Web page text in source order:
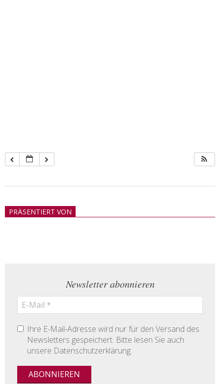
21
PRÄSENTIERT VON
Newsletter abonnieren
Ihre E-Mail-Adresse wird nur für den Versand des
Newsletters gespeichert. Bitte lesen Sie auch
unsere Datenschutzerklärung.